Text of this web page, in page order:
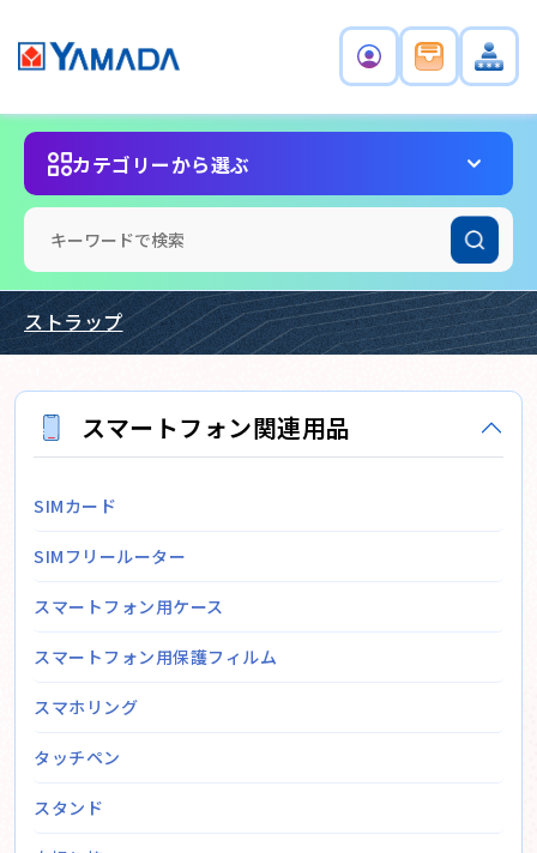
カテゴリーから選ぶ
ストラップ
スマートフォン関連用品
SIMカード
SIMフリールーター
スマートフォン用ケース
スマートフォン用保護フィルム
スマホリング
タッチペン
スタンド